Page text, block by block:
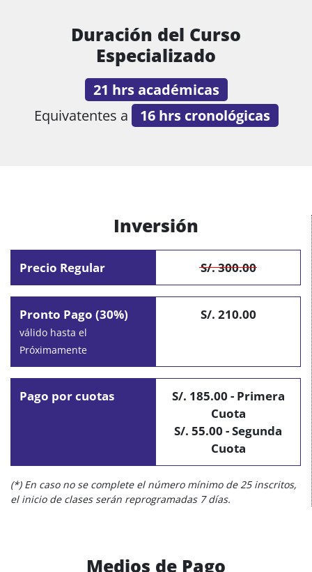
Duración del Curso
Especializado
21 hrs académicas
Equivatentes a
16 hrs cronológicas
Inversión
Precio Regular S/. 300.00
Pronto Pago (30%)
válido hasta el
Próximamente
S/. 210.00
Pago por cuotas
S/. 185.00 - Primera
Cuota
S/. 55.00 - Segunda
Cuota
(*) En caso no se complete el número mínimo de 25 inscritos,
el inicio de clases serán reprogramadas 7 días.
Medios de Pago